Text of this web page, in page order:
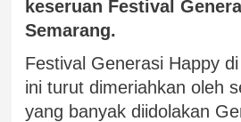
keseruan Festival
Semarang.
Festival Generasi Happy
ini turut dimeriahkan oleh
yang banyak diidolakan